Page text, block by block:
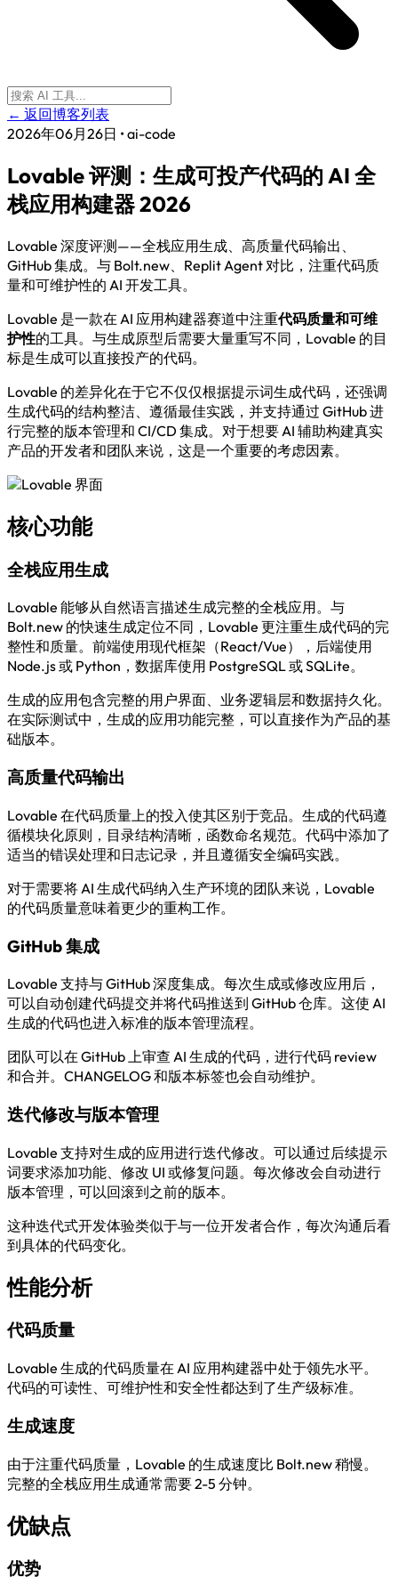
← 返回博客列表
2026年06月26日 •ai-code
Lovable 评测：生成可投产代码的 AI 全
栈应用构建器 2026
Lovable 深度评测——全栈应用生成、高质量代码输出、
GitHub 集成。与 Bolt.new、Replit Agent 对比，注重代码质
量和可维护性的 AI 开发工具。
Lovable 是一款在 AI 应用构建器赛道中注重代码质量和可维
护性的工具。与生成原型后需要大量重写不同，Lovable 的目
标是生成可以直接投产的代码。
Lovable 的差异化在于它不仅仅根据提示词生成代码，还强调
生成代码的结构整洁、遵循最佳实践，并支持通过 GitHub 进
行完整的版本管理和 CI/CD 集成。对于想要 AI 辅助构建真实
产品的开发者和团队来说，这是一个重要的考虑因素。
核心功能
全栈应用生成
Lovable 能够从自然语言描述生成完整的全栈应用。与
Bolt.new 的快速生成定位不同，Lovable 更注重生成代码的完
整性和质量。前端使用现代框架（React/Vue），后端使用
Node.js 或 Python，数据库使用 PostgreSQL 或 SQLite。
生成的应用包含完整的用户界面、业务逻辑层和数据持久化。
在实际测试中，生成的应用功能完整，可以直接作为产品的基
础版本。
高质量代码输出
Lovable 在代码质量上的投入使其区别于竞品。生成的代码遵
循模块化原则，目录结构清晰，函数命名规范。代码中添加了
适当的错误处理和日志记录，并且遵循安全编码实践。
对于需要将 AI 生成代码纳入生产环境的团队来说，Lovable
的代码质量意味着更少的重构工作。
GitHub 集成
Lovable 支持与 GitHub 深度集成。每次生成或修改应用后，
可以自动创建代码提交并将代码推送到 GitHub 仓库。这使 AI
生成的代码也进入标准的版本管理流程。
团队可以在 GitHub 上审查 AI 生成的代码，进行代码 review
和合并。CHANGELOG 和版本标签也会自动维护。
迭代修改与版本管理
Lovable 支持对生成的应用进行迭代修改。可以通过后续提示
词要求添加功能、修改 UI 或修复问题。每次修改会自动进行
版本管理，可以回滚到之前的版本。
这种迭代式开发体验类似于与一位开发者合作，每次沟通后看
到具体的代码变化。
性能分析
代码质量
Lovable 生成的代码质量在 AI 应用构建器中处于领先水平。
代码的可读性、可维护性和安全性都达到了生产级标准。
生成速度
由于注重代码质量，Lovable 的生成速度比 Bolt.new 稍慢。
完整的全栈应用生成通常需要 2-5 分钟。
优缺点
优势